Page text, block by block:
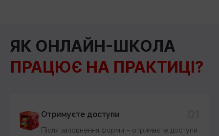
ЯК ОНЛАЙН-ШКОЛА
ПРАЦЮЄ НА ПРАКТИЦІ?
Отримуєте доступи
Після заповнення форми – отримаєте доступи